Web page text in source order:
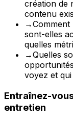
création de
contenu
→Comment
sont-elles
quelles
→Quelles
voyez et
Entraînez-
entretien